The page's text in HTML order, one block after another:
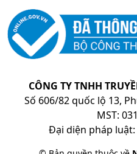
CÔNG TY TNHH
Số 606/82 quốc lộ 13,
MST:
Đại diện pháp